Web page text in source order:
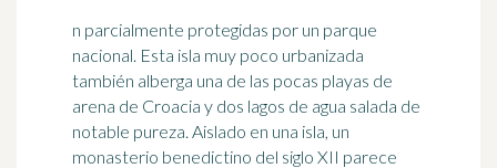
n parcialmente protegidas por un parque
nacional. Esta isla muy poco urbanizada
también alberga una de las pocas playas de
arena de Croacia y dos lagos de agua salada de
notable pureza. Aislado en una isla, un
monasterio benedictino del siglo XII parece